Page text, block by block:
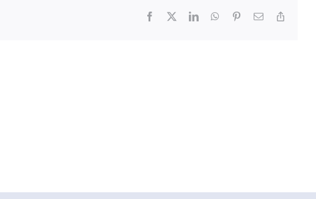
Facebook LinkedInWhatsApp
PinterestEmail